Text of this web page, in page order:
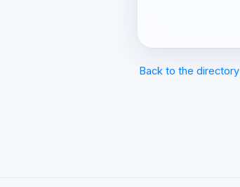
Back to the directory